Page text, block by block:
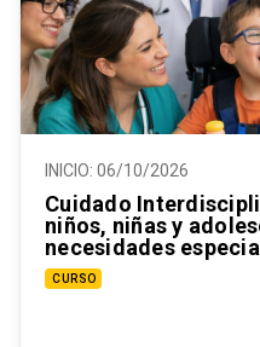
INICIO: 06/10/2026
Cuidado
niños, niñas y
necesidades
CURSO